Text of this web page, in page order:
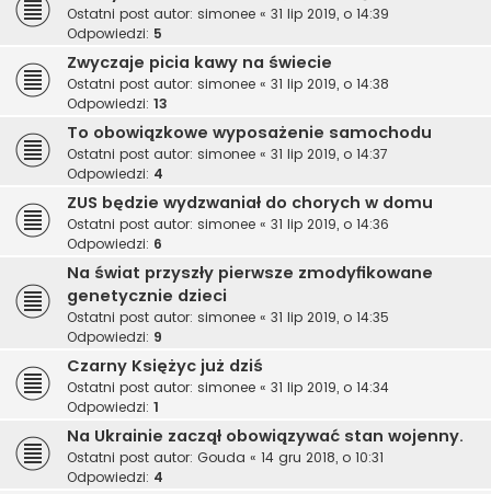
Ostatni post autor: simonee « 31 lip 2019, o 14:39
Odpowiedzi: 5
Zwyczaje picia kawy na świecie
Ostatni post autor: simonee « 31 lip 2019, o 14:38
Odpowiedzi: 13
To obowiązkowe wyposażenie samochodu
Ostatni post autor: simonee « 31 lip 2019, o 14:37
Odpowiedzi: 4
ZUS będzie wydzwaniał do chorych w domu
Ostatni post autor: simonee « 31 lip 2019, o 14:36
Odpowiedzi: 6
Na świat przyszły pierwsze zmodyfikowane
genetycznie dzieci
Ostatni post autor: simonee « 31 lip 2019, o 14:35
Odpowiedzi: 9
Czarny Księżyc już dziś
Ostatni post autor: simonee « 31 lip 2019, o 14:34
Odpowiedzi: 1
Na Ukrainie zaczął obowiązywać stan wojenny.
Ostatni post autor: Gouda « 14 gru 2018, o 10:31
Odpowiedzi: 4